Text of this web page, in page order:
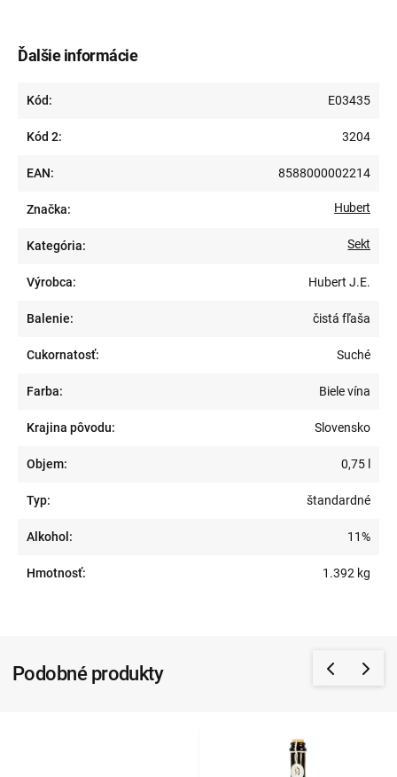
Ďalšie informácie
Kód: E03435
Kód 2: 3204
EAN: 8588000002214
Značka: Hubert
Kategória: Sekt
Výrobca: Hubert J.E.
Balenie: čistá fľaša
Cukornatosť: Suché
Farba: Biele vína
Krajina pôvodu: Slovensko
Objem: 0,75 l
Typ: štandardné
Alkohol: 11%
Hmotnosť: 1.392 kg
Podobné produkty